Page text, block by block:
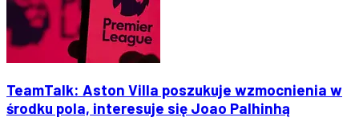
TeamTalk: Aston Villa poszukuje wzmocnienia w
środku pola, interesuje się Joao Palhinhą